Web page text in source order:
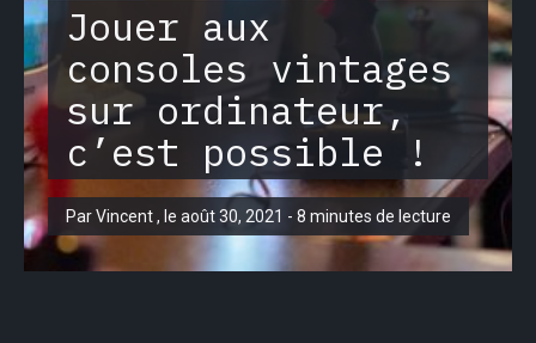
Jouer aux
consoles vintages
sur ordinateur,
c’est possible !
Par Vincent , le août 30, 2021 - 8 minutes de lecture